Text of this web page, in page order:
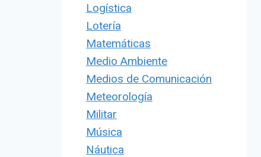
Logística
Lotería
Matemáticas
Medio Ambiente
Medios de Comunicación
Meteorología
Militar
Música
Náutica